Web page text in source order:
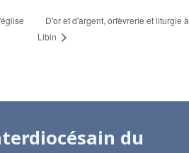
D'or et d'argent, orfèvrerie et liturgie à
Libin
du